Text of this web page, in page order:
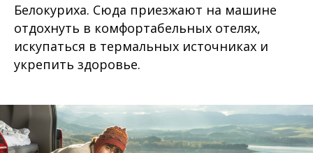
Белокуриха. Сюда приезжают на машине
отдохнуть в комфортабельных отелях,
искупаться в термальных источниках и
укрепить здоровье.